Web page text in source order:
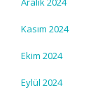
Kasım 2024
Ekim 2024
Eylül 2024